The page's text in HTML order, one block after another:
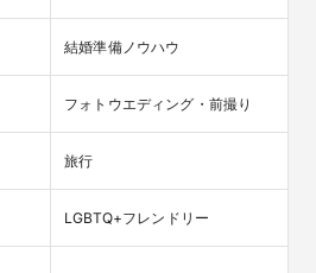
結婚準備ノウハウ
フォトウエディング・前撮り
旅行
LGBTQ+フレンドリー